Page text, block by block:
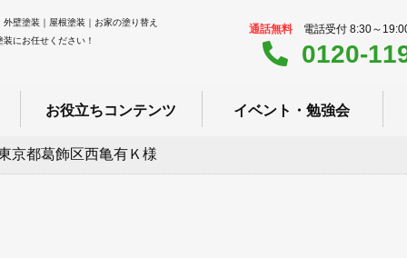
壁塗装｜屋根塗装｜お家の塗り替え
にお任せください！
通話無料 電話受付 8:30～
0120-
お役立ちコンテンツ イベント・勉強会
京都葛飾区西亀有Ｋ様